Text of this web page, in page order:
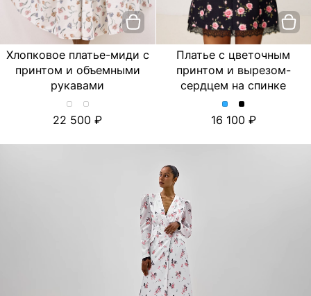
Хлопковое платье-миди с
принтом и объемными
рукавами
Хлопковое
платье-
с
Хлопковое
платье-
с
22 500
Платье с цветочным
принтом и вырезом-
сердцем на спинке
Платье
с
принтом
Платье
с
принтом
16 100